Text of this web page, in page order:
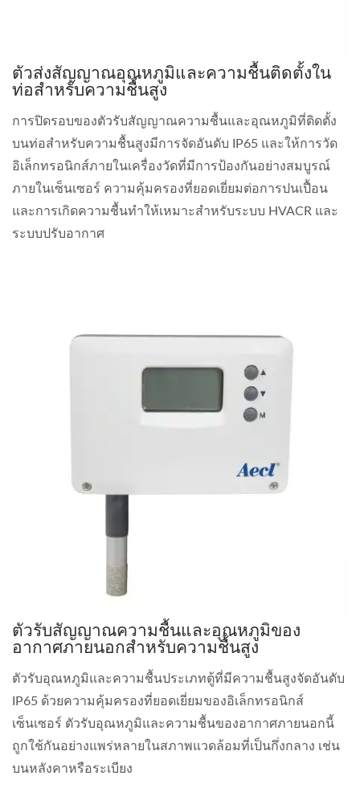
ตัวส่งสัญญาณอุณหภูมิและความชื้นติดตั้งใน
ท่อสำหรับความชื้นสูง
การปิดรอบของตัวรับสัญญาณความชื้นและอุณหภูมิที่ติดตั้ง
บนท่อสำหรับความชื้นสูงมีการจัดอันดับ IP65 และให้การวัด
อิเล็กทรอนิกส์ภายในเครื่องวัดที่มีการป้องกันอย่างสมบูรณ์
ภายในเซ็นเซอร์ ความคุ้มครองที่ยอดเยี่ยมต่อการปนเปื้อน
และการเกิดความชื้นทำให้เหมาะสำหรับระบบ HVACR และ
ระบบปรับอากาศ
ตัวรับสัญญาณความชื้นและอุณหภูมิของ
อากาศภายนอกสำหรับความชื้นสูง
ตัวรับอุณหภูมิและความชื้นประเภทตู้ที่มีความชื้นสูงจัดอันดับ
IP65 ด้วยความคุ้มครองที่ยอดเยี่ยมของอิเล็กทรอนิกส์
เซ็นเซอร์ ตัวรับอุณหภูมิและความชื้นของอากาศภายนอกนี้
ถูกใช้กันอย่างแพร่หลายในสภาพแวดล้อมที่เป็นกึ่งกลาง เช่น
บนหลังคาหรือระเบียง